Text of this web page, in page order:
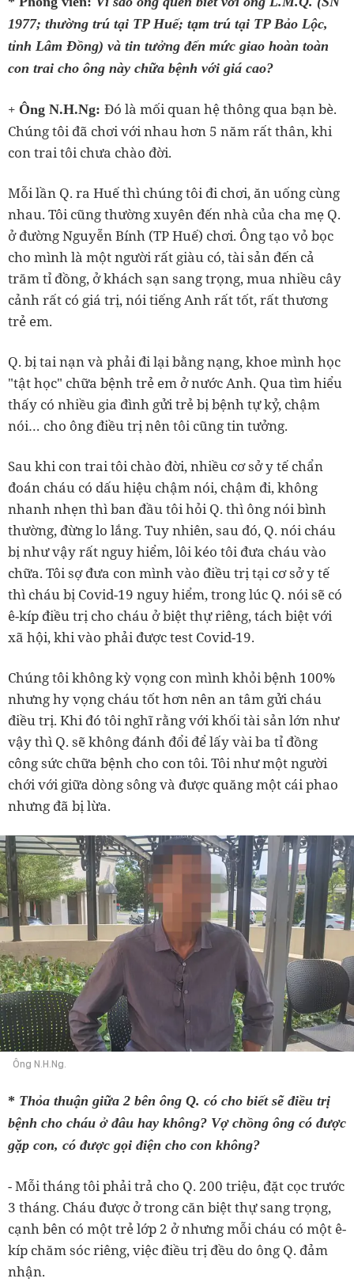
1977; thường trú tại TP Huế; tạm trú tại TP Bảo Lộc,
tỉnh Lâm Đồng) và tin tưởng đến mức giao hoàn toàn
con trai cho ông này chữa bệnh với giá cao?
+ Ông N.H.Ng: Đó là mối quan hệ thông qua bạn bè.
Chúng tôi đã chơi với nhau hơn 5 năm rất thân, khi
con trai tôi chưa chào đời.
Mỗi lần Q. ra Huế thì chúng tôi đi chơi, ăn uống cùng
nhau. Tôi cũng thường xuyên đến nhà của cha mẹ Q.
ở đường Nguyễn Bính (TP Huế) chơi. Ông tạo vỏ bọc
cho mình là một người rất giàu có, tài sản đến cả
trăm tỉ đồng, ở khách sạn sang trọng, mua nhiều cây
cảnh rất có giá trị, nói tiếng Anh rất tốt, rất thương
trẻ em.
Q. bị tai nạn và phải đi lại bằng nạng, khoe mình học
"tật học" chữa bệnh trẻ em ở nước Anh. Qua tìm hiểu
thấy có nhiều gia đình gửi trẻ bị bệnh tự kỷ, chậm
nói… cho ông điều trị nên tôi cũng tin tưởng.
Sau khi con trai tôi chào đời, nhiều cơ sở y tế chẩn
đoán cháu có dấu hiệu chậm nói, chậm đi, không
nhanh nhẹn thì ban đầu tôi hỏi Q. thì ông nói bình
thường, đừng lo lắng. Tuy nhiên, sau đó, Q. nói cháu
bị như vậy rất nguy hiểm, lôi kéo tôi đưa cháu vào
chữa. Tôi sợ đưa con mình vào điều trị tại cơ sở y tế
thì cháu bị Covid-19 nguy hiểm, trong lúc Q. nói sẽ có
ê-kíp điều trị cho cháu ở biệt thự riêng, tách biệt với
xã hội, khi vào phải được test Covid-19.
Chúng tôi không kỳ vọng con mình khỏi bệnh 100%
nhưng hy vọng cháu tốt hơn nên an tâm gửi cháu
điều trị. Khi đó tôi nghĩ rằng với khối tài sản lớn như
vậy thì Q. sẽ không đánh đổi để lấy vài ba tỉ đồng
công sức chữa bệnh cho con tôi. Tôi như một người
chới với giữa dòng sông và được quăng một cái phao
nhưng đã bị lừa.
Ông N.H.Ng.
* Thỏa thuận giữa 2 bên ông Q. có cho biết sẽ điều trị
bệnh cho cháu ở đâu hay không? Vợ chồng ông có được
gặp con, có được gọi điện cho con không?
- Mỗi tháng tôi phải trả cho Q. 200 triệu, đặt cọc trước
3 tháng. Cháu được ở trong căn biệt thự sang trọng,
cạnh bên có một trẻ lớp 2 ở nhưng mỗi cháu có một ê-
kíp chăm sóc riêng, việc điều trị đều do ông Q. đảm
nhận.